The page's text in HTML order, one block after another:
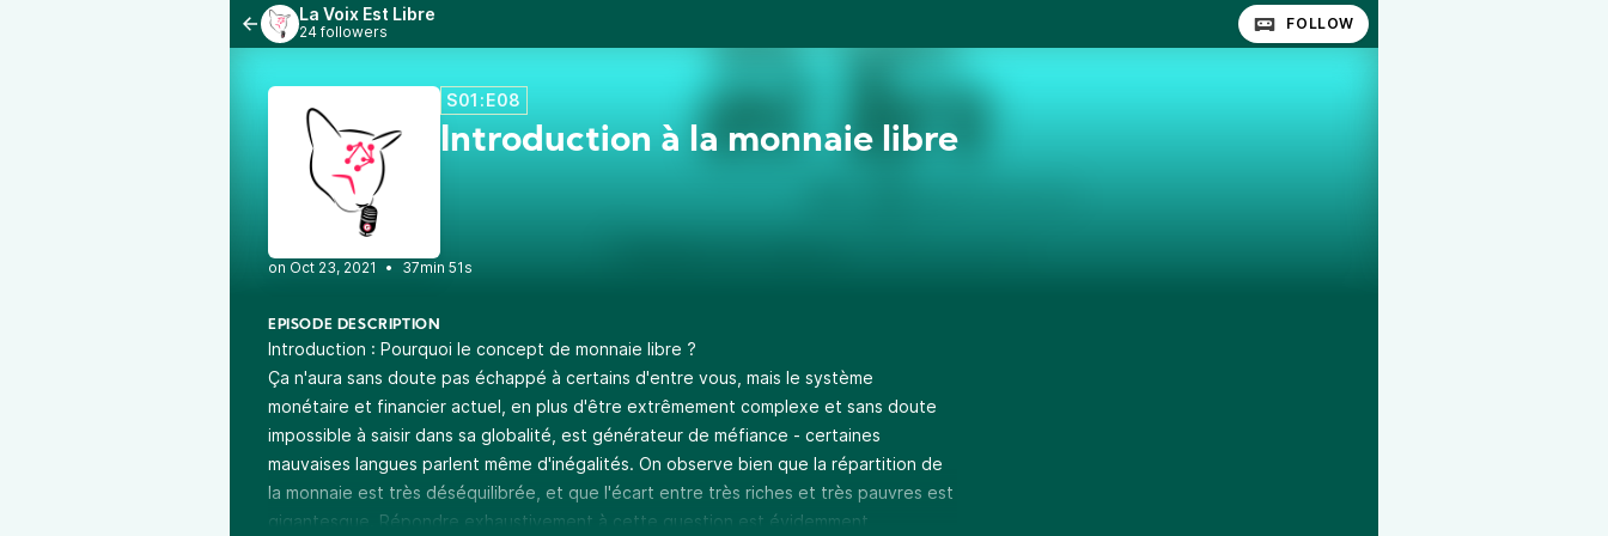
La Voix Est Libre
24 followers FOLLOW
S01:E08
Introduction à la monnaie libre
• 37min 51s
EPISODE DESCRIPTION
Introduction : Pourquoi le concept de monnaie libre ?
Ça n'aura sans doute pas échappé à certains d'entre vous, mais le système
monétaire et financier actuel, en plus d'être extrêmement complexe et sans doute
impossible à saisir dans sa globalité, est générateur de méfiance - certaines
mauvaises langues parlent même d'inégalités. On observe bien que la répartition de
la monnaie est très déséquilibrée, et que l'écart entre très riches et très pauvres est
gigantesque. Répondre exhaustivement à cette question est évidemment